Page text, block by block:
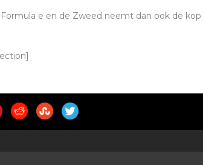
e en de Zweed neemt dan ook de kop